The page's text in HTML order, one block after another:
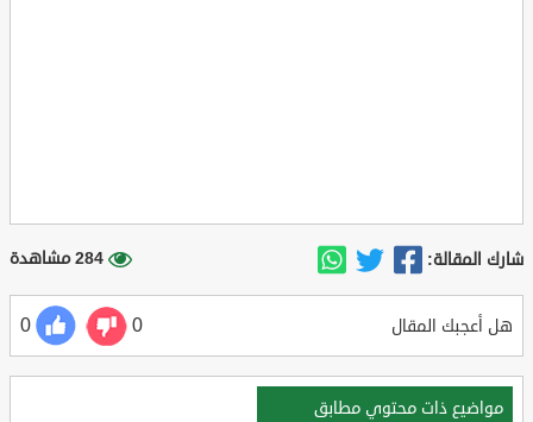
شارك المقالة: 284 مشاهدة
هل أعجبك المقال 0
0
مواضيع ذات محتوي مطابق